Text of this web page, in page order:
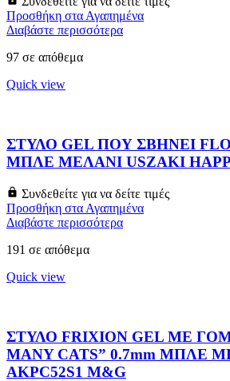
Προσθήκη στα Αγαπημένα
Διαβάστε περισσότερα
97 σε απόθεμα
Quick view
ΣΤΥΛΟ GEL ΠΟΥ ΣΒΗΝΕΙ
ΜΠΛΕ ΜΕΛΑΝΙ USZAKI
Συνδεθείτε για να δείτε τιμές
Προσθήκη στα Αγαπημένα
Διαβάστε περισσότερα
191 σε απόθεμα
Quick view
ΣΤΥΛΟ FRIXION GEL ΜΕ
MANY CATS” 0.7mm ΜΠΛΕ
AKPC52S1 M&G